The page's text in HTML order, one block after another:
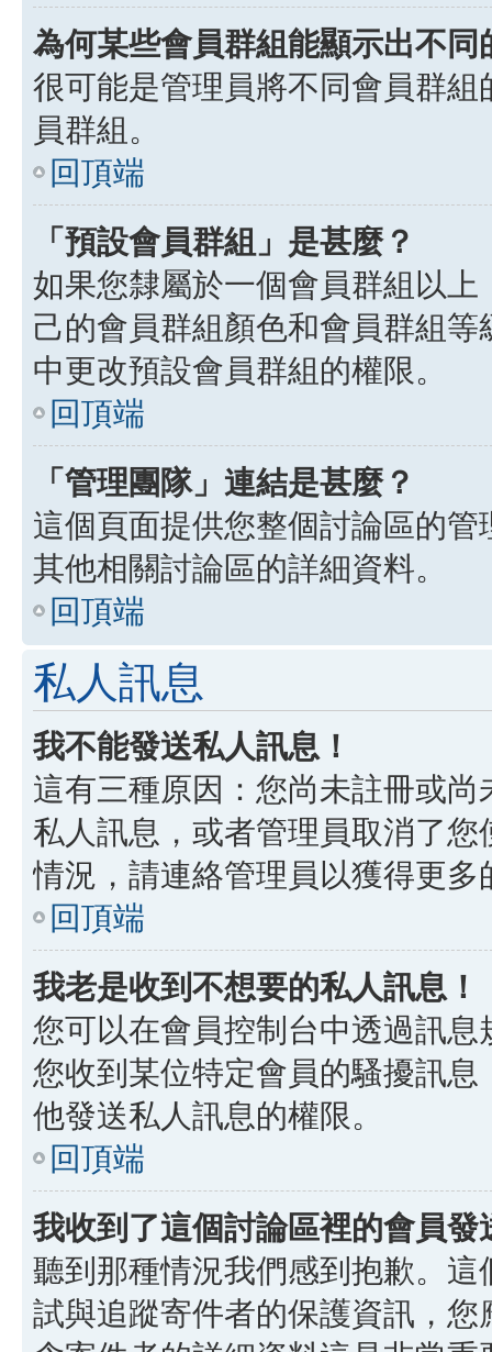
為何某些會員群組能顯示出不同
很可能是管理員將不同會員群
員群組。
回頂端
「預設會員群組」是甚麼？
如果您隸屬於一個會員群組以
己的會員群組顏色和會員群組
中更改預設會員群組的權限。
回頂端
「管理團隊」連結是甚麼？
這個頁面提供您整個討論區的
其他相關討論區的詳細資料。
回頂端
私人訊息
我不能發送私人訊息！
這有三種原因：您尚未註冊或
私人訊息，或者管理員取消了
情況，請連絡管理員以獲得更多
回頂端
我老是收到不想要的私人訊息！
您可以在會員控制台中透過訊
您收到某位特定會員的騷擾訊
他發送私人訊息的權限。
回頂端
我收到了這個討論區裡的會員
聽到那種情況我們感到抱歉。
試與追蹤寄件者的保護資訊，